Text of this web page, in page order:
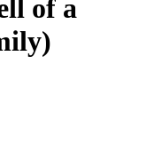
of a